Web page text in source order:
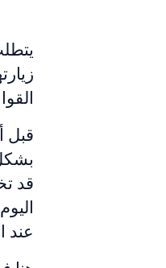
قبل
قد
عند